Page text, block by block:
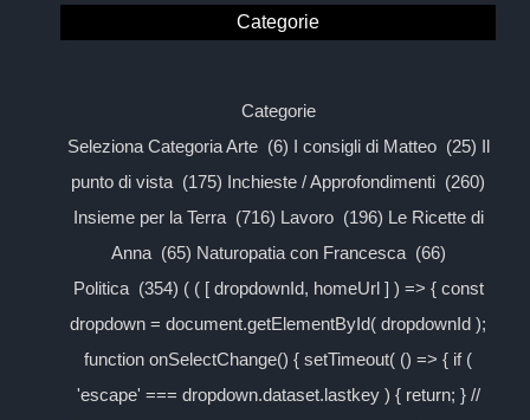
Categorie
Categorie
Seleziona Categoria Arte (6) I consigli di Matteo (25) Il
punto di vista (175) Inchieste / Approfondimenti (260)
Insieme per la Terra (716) Lavoro (196) Le Ricette di
Anna (65) Naturopatia con Francesca (66)
Politica (354) ( ( [ dropdownId, homeUrl ] ) => { const
dropdown = document.getElementById( dropdownId );
function onSelectChange() { setTimeout( () => { if (
'escape' === dropdown.dataset.lastkey ) { return; } //